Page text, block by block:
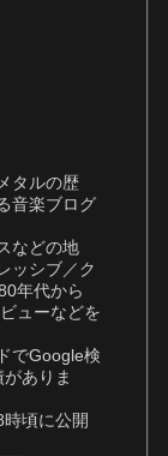
タルの歴
音楽ブログ
などの地
ッシブ／ク
年代から
ューなどを
でGoogle検
ありま
頃に公開